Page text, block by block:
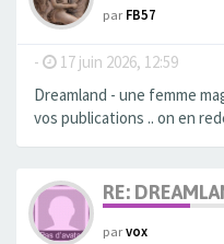
parFB57
- 17 juin 2026, 12:59
Dreamland - une femme
vos publications .. on en
RE:
parvox